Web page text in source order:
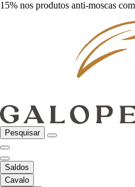
15% nos produtos anti-moscas
Pesquisar
Saldos
Cavalo